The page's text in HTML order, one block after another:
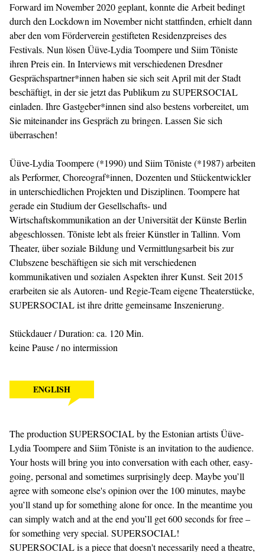
Forward im November 2020 geplant, konnte die Arbeit bedingt
durch den Lockdown im November nicht stattfinden, erhielt dann
aber den vom Förderverein gestifteten Residenzpreises des
Festivals. Nun lösen Üüve-Lydia Toompere und Siim Tõniste
ihren Preis ein. In Interviews mit verschiedenen Dresdner
Gesprächspartner*innen haben sie sich seit April mit der Stadt
beschäftigt, in der sie jetzt das Publikum zu SUPERSOCIAL
einladen. Ihre Gastgeber*innen sind also bestens vorbereitet, um
Sie miteinander ins Gespräch zu bringen. Lassen Sie sich
überraschen!
Üüve-Lydia Toompere (*1990) und Siim Tõniste (*1987) arbeiten
als Performer, Choreograf*innen, Dozenten und Stückentwickler
in unterschiedlichen Projekten und Disziplinen. Toompere hat
gerade ein Studium der Gesellschafts- und
Wirtschaftskommunikation an der Universität der Künste Berlin
abgeschlossen. Tõniste lebt als freier Künstler in Tallinn. Vom
Theater, über soziale Bildung und Vermittlungsarbeit bis zur
Clubszene beschäftigen sie sich mit verschiedenen
kommunikativen und sozialen Aspekten ihrer Kunst. Seit 2015
erarbeiten sie als Autoren- und Regie-Team eigene Theaterstücke,
SUPERSOCIAL ist ihre dritte gemeinsame Inszenierung.
Stückdauer / Duration: ca. 120 Min.
keine Pause / no intermission
ENGLISH
The production SUPERSOCIAL by the Estonian artists Üüve-
Lydia Toompere and Siim Tõniste is an invitation to the audience.
Your hosts will bring you into conversation with each other, easy-
going, personal and sometimes surprisingly deep. Maybe you’ll
agree with someone else's opinion over the 100 minutes, maybe
you’ll stand up for something alone for once. In the meantime you
can simply watch and at the end you’ll get 600 seconds for free –
for something very special. SUPERSOCIAL!
SUPERSOCIAL is a piece that doesn't necessarily need a theatre,